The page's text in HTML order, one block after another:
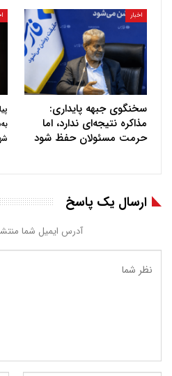
اخبار
سخنگوی جبهه پایداری:
مذاکره نتیجه‌ای ندارد، اما
حرمت مسئولان حفظ شود
ارسال یک پاسخ
آدرس ایمیل شما